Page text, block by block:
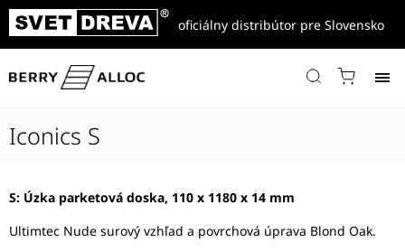
oficiálny distribútor pre Slovensko
Domov / Produkty / Drevené parkety Iconics S
Iconics S
S: Úzka parketová doska, 110 x 1180 x 14 mm
Ultimtec Nude surový vzhľad a povrchová úprava Blond Oak.